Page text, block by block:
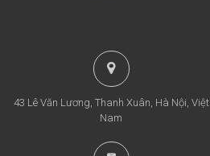
43 Lê Văn Lương, Thanh Xuân, Hà Nội, Việt
Nam